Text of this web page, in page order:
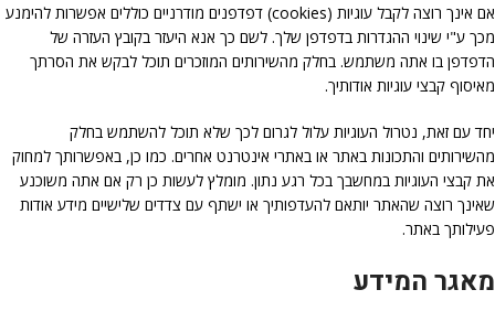
אם אינך רוצה לקבל עוגיות (cookies) דפדפנים מודרניים כוללים אפשרות להימנע
מכך ע"י שינוי ההגדרות בדפדפן שלך. לשם כך אנא היעזר בקובץ העזרה של
הדפדפן בו אתה משתמש. בחלק מהשירותים המוזכרים תוכל לבקש את הסרתך
מאיסוף קבצי עוגיות אודותיך.
יחד עם זאת, נטרול העוגיות עלול לגרום לכך שלא תוכל להשתמש בחלק
מהשירותים והתכונות באתר או באתרי אינטרנט אחרים. כמו כן, באפשרותך למחוק
את קבצי העוגיות במחשבך בכל רגע נתון. מומלץ לעשות כן רק אם אתה משוכנע
שאינך רוצה שהאתר יותאם להעדפותיך או ישתף עם צדדים שלישיים מידע אודות
פעילותך באתר.
מאגר המידע